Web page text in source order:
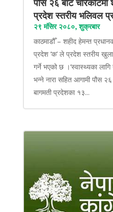
पौंस २६ बाट चरिकोटमा
प्रदेश स्तरीय भलिवल
२९ मंसिर २०८०, शुक्रबार
काठमाडौँ – शहीद हेमन्त
प्रदेश ‘क’ ले प्रदेश स्तरीय
गर्ने भएको छ ।‘स्वास्थ्यका
भन्ने नारा सहित आगामी पौस
बागमती प्रदेशका १३...